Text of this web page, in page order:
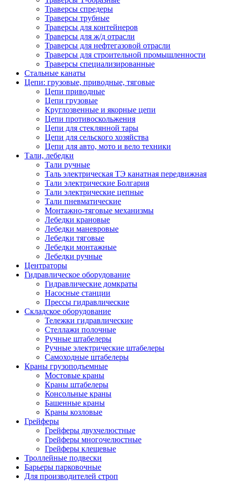
Траверсы спредеры
Траверсы трубные
Траверсы для контейнеров
Траверсы для ж/д отрасли
Траверсы для нефтегазовой отрасли
Траверсы для строительной промышленности
Траверсы специализированные
Стальные канаты
Цепи: грузовые, приводные, тяговые
Цепи приводные
Цепи грузовые
Круглозвенные и якорные цепи
Цепи противоскольжения
Цепи для стеклянной тары
Цепи для сельского хозяйства
Цепи для авто, мото и вело техники
Тали, лебедки
Тали ручные
Таль электрическая ТЭ канатная передвижная
Тали электрические Болгария
Тали электрические цепные
Тали пневматические
Монтажно-тяговые механизмы
Лебедки крановые
Лебедки маневровые
Лебедки тяговые
Лебедки монтажные
Лебедки ручные
Центраторы
Гидравлическое оборудование
Гидравлические домкраты
Насосные станции
Прессы гидравлические
Складское оборудование
Тележки гидравлические
Cтеллажи полочные
Ручные штабелеры
Ручные электрические штабелеры
Самоходные штабелеры
Краны грузоподъемные
Мостовые краны
Краны штабелеры
Консольные краны
Башенные краны
Краны козловые
Грейферы
Грейферы двухчелюстные
Грейферы многочелюстные
Грейферы клещевые
Троллейные подвески
Барьеры парковочные
Для производителей строп